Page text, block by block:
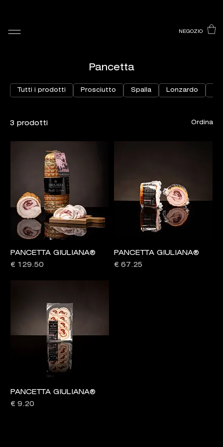
NEGOZIO
Pancetta
Tutti i prodotti Prosciutto Spalla Lonzardo
3 prodotti Ordina
PANCETTA GIULIANA®
Prezzo
€ 129.50
PANCETTA GIULIANA®
Prezzo
€ 67.25
PANCETTA GIULIANA®
Prezzo
€ 9.20